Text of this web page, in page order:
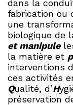
dans la
fabrication ou
une
biologique de
et manipule
la matière et
interventions
ces activités
Qualité, d’H
préservation